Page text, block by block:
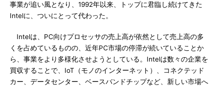
事業が追い風となり、1992年以来、トップに君臨し続けてきた
Intelに、ついにとって代わった。
Intelは、PC向けプロセッサの売上高が依然として売上高の多
くを占めているものの、近年PC市場の停滞が続いていることか
ら、事業をより多様化させようとしている。Intelは数々の企業を
買収することで、IoT（モノのインターネット）、コネクテッド
カー、データセンター、ベースバンドチップなど、新しい市場へ